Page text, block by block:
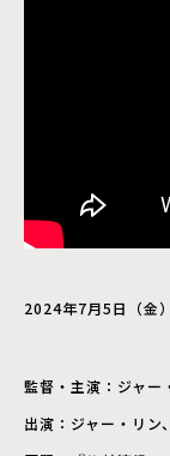
2024年7月5日（金
監督・主演：ジャー
出演：ジャー・リン